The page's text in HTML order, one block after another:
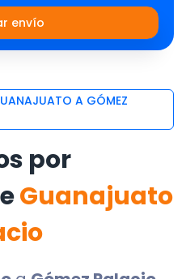
envío
A GÓMEZ
por
Guanajuato